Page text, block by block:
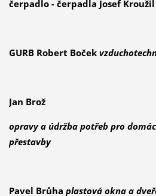
čerpadlo - čerpadla Josef Kroužil
GURB Robert Boček
Jan Brož
opravy a údržba potřeb pro
přestavby
Pavel Brůha plastová okna a